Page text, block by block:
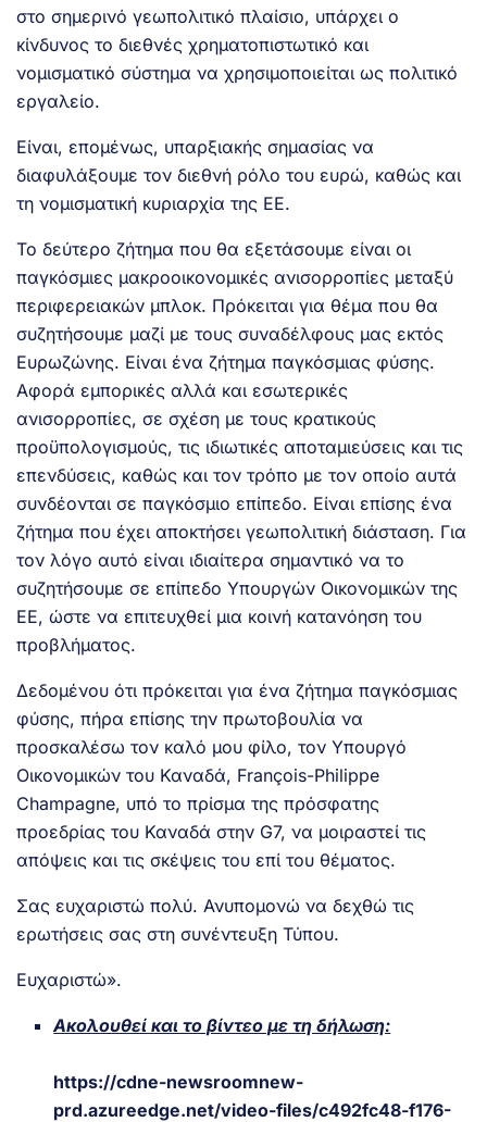
στο σημερινό γεωπολιτικό πλαίσιο, υπάρχει ο
κίνδυνος το διεθνές χρηματοπιστωτικό και
νομισματικό σύστημα να χρησιμοποιείται ως πολιτικό
εργαλείο.
Είναι, επομένως, υπαρξιακής σημασίας να
διαφυλάξουμε τον διεθνή ρόλο του ευρώ, καθώς και
τη νομισματική κυριαρχία της ΕΕ.
Το δεύτερο ζήτημα που θα εξετάσουμε είναι οι
παγκόσμιες μακροοικονομικές ανισορροπίες μεταξύ
περιφερειακών μπλοκ. Πρόκειται για θέμα που θα
συζητήσουμε μαζί με τους συναδέλφους μας εκτός
Ευρωζώνης. Είναι ένα ζήτημα παγκόσμιας φύσης.
Αφορά εμπορικές αλλά και εσωτερικές
ανισορροπίες, σε σχέση με τους κρατικούς
προϋπολογισμούς, τις ιδιωτικές αποταμιεύσεις και τις
επενδύσεις, καθώς και τον τρόπο με τον οποίο αυτά
συνδέονται σε παγκόσμιο επίπεδο. Είναι επίσης ένα
ζήτημα που έχει αποκτήσει γεωπολιτική διάσταση. Για
τον λόγο αυτό είναι ιδιαίτερα σημαντικό να το
συζητήσουμε σε επίπεδο Υπουργών Οικονομικών της
ΕΕ, ώστε να επιτευχθεί μια κοινή κατανόηση του
προβλήματος.
Δεδομένου ότι πρόκειται για ένα ζήτημα παγκόσμιας
φύσης, πήρα επίσης την πρωτοβουλία να
προσκαλέσω τον καλό μου φίλο, τον Υπουργό
Οικονομικών του Καναδά, François-Philippe
Champagne, υπό το πρίσμα της πρόσφατης
προεδρίας του Καναδά στην G7, να μοιραστεί τις
απόψεις και τις σκέψεις του επί του θέματος.
Σας ευχαριστώ πολύ. Ανυπομονώ να δεχθώ τις
ερωτήσεις σας στη συνέντευξη Τύπου.
Ευχαριστώ».
Ακολουθεί και το βίντεο με τη δήλωση:
https://cdne-newsroomnew-
prd.azureedge.net/video-files/c492fc48-f176-